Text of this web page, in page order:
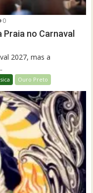
0
no Carnaval
2027, mas a
Ouro Preto